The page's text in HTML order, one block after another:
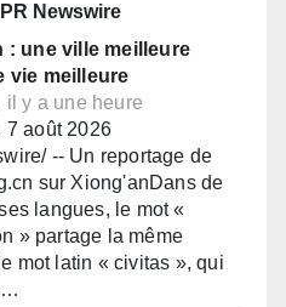
Newswire
: une ville meilleure
vie meilleure
il y a une heure
7 août 2026
-- Un reportage de
sur Xiong'anDans de
langues, le mot «
» partage la même
mot latin « civitas », qui